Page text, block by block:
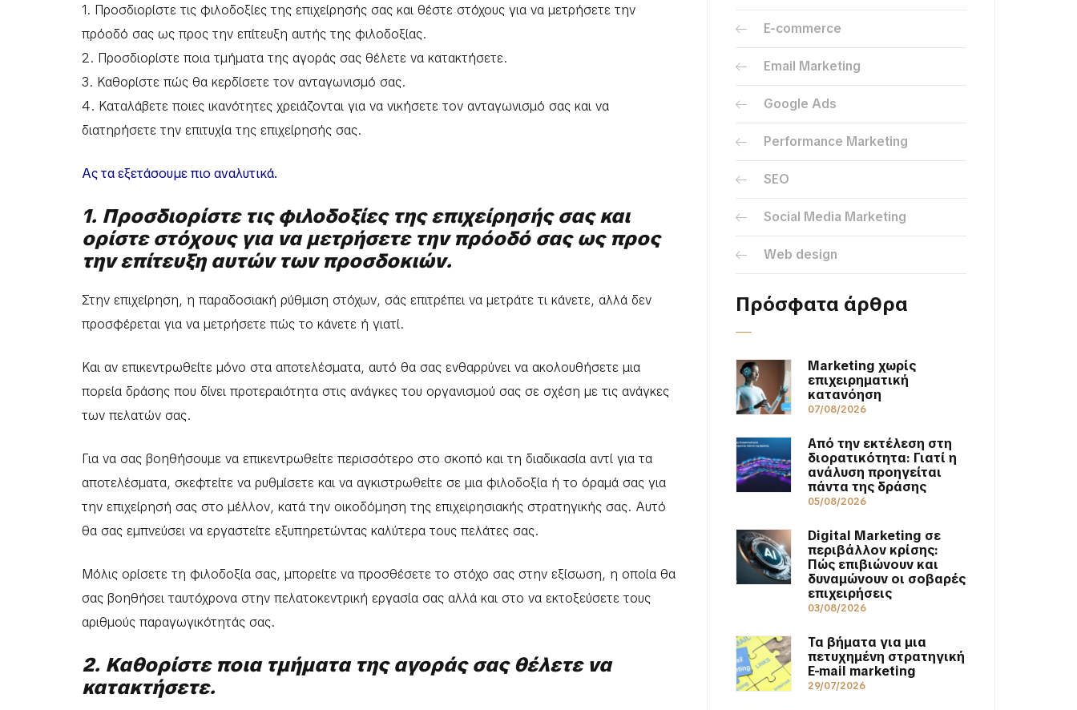
1. Προσδιορίστε τις φιλοδοξίες της επιχείρησής σας και θέστε στόχους για να μετρήσετε την
πρόοδό σας ως προς την επίτευξη αυτής της φιλοδοξίας.
2. Προσδιορίστε ποια τμήματα της αγοράς σας θέλετε να κατακτήσετε.
3. Καθορίστε πώς θα κερδίσετε τον ανταγωνισμό σας.
4. Καταλάβετε ποιες ικανότητες χρειάζονται για να νικήσετε τον ανταγωνισμό σας και να
διατηρήσετε την επιτυχία της επιχείρησής σας.
Ας τα εξετάσουμε πιο αναλυτικά.
1. Προσδιορίστε τις φιλοδοξίες της επιχείρησής σας και
ορίστε στόχους για να μετρήσετε την πρόοδό σας ως προς
την επίτευξη αυτών των προσδοκιών.
Στην επιχείρηση, η παραδοσιακή ρύθμιση στόχων, σάς επιτρέπει να μετράτε τι κάνετε, αλλά δεν
προσφέρεται για να μετρήσετε πώς το κάνετε ή γιατί.
Και αν επικεντρωθείτε μόνο στα αποτελέσματα, αυτό θα σας ενθαρρύνει να ακολουθήσετε μια
πορεία δράσης που δίνει προτεραιότητα στις ανάγκες του οργανισμού σας σε σχέση με τις ανάγκες
των πελατών σας.
Για να σας βοηθήσουμε να επικεντρωθείτε περισσότερο στο σκοπό και τη διαδικασία αντί για τα
αποτελέσματα, σκεφτείτε να ρυθμίσετε και να αγκιστρωθείτε σε μια φιλοδοξία ή το όραμά σας για
την επιχείρησή σας στο μέλλον, κατά την οικοδόμηση της επιχειρησιακής στρατηγικής σας. Αυτό
θα σας εμπνεύσει να εργαστείτε εξυπηρετώντας καλύτερα τους πελάτες σας.
Μόλις ορίσετε τη φιλοδοξία σας, μπορείτε να προσθέσετε το στόχο σας στην εξίσωση, η οποία θα
σας βοηθήσει ταυτόχρονα στην πελατοκεντρική εργασία σας αλλά και στο να εκτοξεύσετε τους
αριθμούς παραγωγικότητάς σας.
2. Καθορίστε ποια τμήματα της αγοράς σας θέλετε να
κατακτήσετε.
E-commerce
Email Marketing
Google Ads
Performance Marketing
SEO
Social Media Marketing
Web design
Πρόσφατα άρθρα
Marketing χωρίς
επιχειρηματική
κατανόηση
07/08/2026
Από την εκτέλεση στη
διορατικότητα: Γιατί η
ανάλυση προηγείται
πάντα της δράσης
05/08/2026
Digital Marketing σε
περιβάλλον κρίσης:
Πώς επιβιώνουν και
δυναμώνουν οι σοβαρές
επιχειρήσεις
03/08/2026
Τα βήματα για μια
πετυχημένη στρατηγική
E-mail marketing
29/07/2026